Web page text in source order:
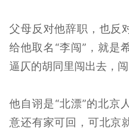
父母反对他辞职，也反
给他取名“李闯”，就是
逼仄的胡同里闯出去，闯
他自诩是“北漂”的北京
意还有家可回，可北京